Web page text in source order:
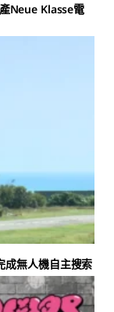
Neue Klasse電
成無人機自主搜索